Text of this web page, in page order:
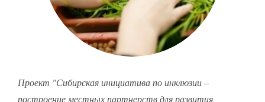
Проект "Сибирская инициатива по инклюзии –
построение местных партнерств для развития